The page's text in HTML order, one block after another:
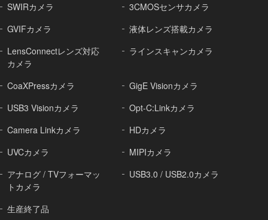
SWIRカメラ
3CMOSセンサカメラ
GVIFカメラ
液体レンズ搭載カメラ
LensConnectレンズ対応
カメラ
ラインスキャンカメラ
CoaXPressカメラ
GigE Visionカメラ
USB3 Visionカメラ
Opt-C:Linkカメラ
Camera Linkカメラ
HDカメラ
UVCカメラ
MIPIカメラ
アナログ / TVフォーマッ
トカメラ
USB3.0 / USB2.0カメラ
生産終了品